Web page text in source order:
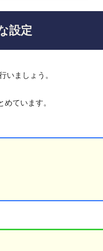
設定
いましょう。
ています。